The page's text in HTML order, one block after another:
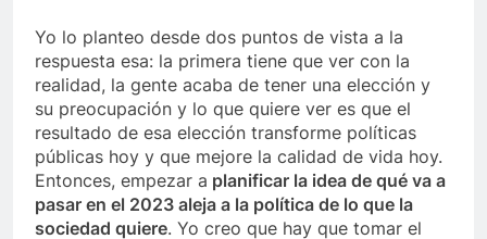
Yo lo planteo desde dos puntos de vista a la
respuesta esa: la primera tiene que ver con la
realidad, la gente acaba de tener una elección y
su preocupación y lo que quiere ver es que el
resultado de esa elección transforme políticas
públicas hoy y que mejore la calidad de vida hoy.
Entonces, empezar a planificar la idea de qué va a
pasar en el 2023 aleja a la política de lo que la
sociedad quiere. Yo creo que hay que tomar el